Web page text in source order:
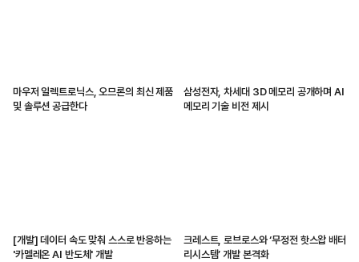
마우저 일렉트로닉스, 오므론의 최신 제품
및 솔루션 공급한다
삼성전자, 차세대 3D 메모리 공개하며 AI
메모리 기술 비전 제시
[개발] 데이터 속도 맞춰 스스로 반응하는
'카멜레온 AI 반도체' 개발
크레스트, 로브로스와 ‘무정전 핫스왑 배터
리시스템’ 개발 본격화